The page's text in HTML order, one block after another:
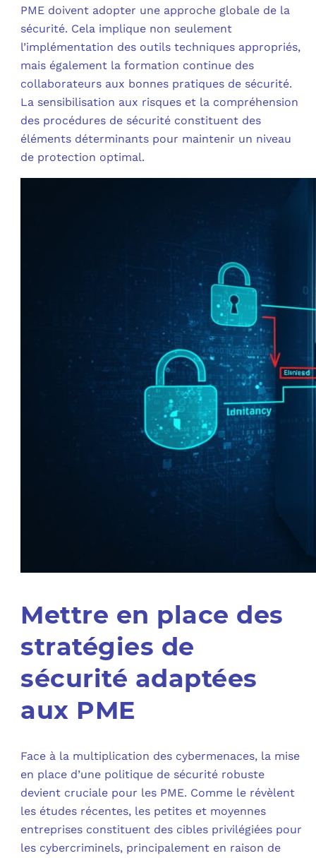
PME doivent adopter une approche globale de la
sécurité. Cela implique non seulement
l’implémentation des outils techniques appropriés,
mais également la formation continue des
collaborateurs aux bonnes pratiques de sécurité.
La sensibilisation aux risques et la compréhension
des procédures de sécurité constituent des
éléments déterminants pour maintenir un niveau
de protection optimal.
Mettre en place des
stratégies de
sécurité adaptées
aux PME
Face à la multiplication des cybermenaces, la mise
en place d’une politique de sécurité robuste
devient cruciale pour les PME. Comme le révèlent
les études récentes, les petites et moyennes
entreprises constituent des cibles privilégiées pour
les cybercriminels, principalement en raison de